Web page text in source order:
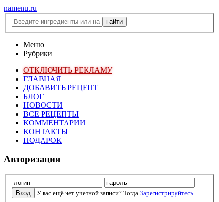
namenu.ru
Меню
Рубрики
ОТКЛЮЧИТЬ РЕКЛАМУ
ГЛАВНАЯ
ДОБАВИТЬ РЕЦЕПТ
БЛОГ
НОВОСТИ
ВСЕ РЕЦЕПТЫ
КОММЕНТАРИИ
КОНТАКТЫ
ПОДАРОК
Авторизация
У вас ещё нет учетной записи? Тогда Зарегистрируйтесь